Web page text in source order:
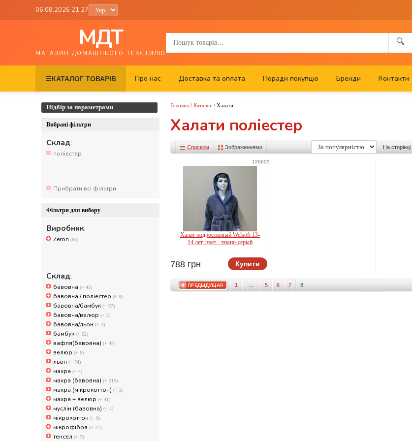
06.08.2026 21:27
МДТ
МАГАЗИН ДОМАШНЬОГО ТЕКСТИЛЮ
🔍
☰КАТАЛОГ ТОВАРІВ Про нас Доставка та оплата Поради покупцю Бренди Контакти
Підбір за параметрами
Вибрані фільтри
Склад:
поліестер
Прибрати всі фільтри
Фільтри для вибору
Виробник:
Zeron (85)
Склад:
бавовна (+ 45)
бавовна / поліестер (+ 8)
бавовна/бамбук (+ 97)
бавовна/велюр (+ 2)
бавовна/льон (+ 3)
бамбук (+ 62)
вафля(бавовна) (+ 47)
велюр (+ 6)
льон (+ 74)
махра (+ 4)
махра (бавовна) (+ 215)
махра (мікрокоттон) (+ 2)
махра + велюр (+ 41)
муслін (бавовна) (+ 4)
мікрокоттон (+ 9)
мікрофібра (+ 27)
тенсел (+ 7)
Головна / Каталог / Халати
Халати поліестер
На сторінці
Списком Зображеннями
126605
Халат подростковый Welsoft 13-
14 лет, цвет - темно-серый
788 грн Купити
1 5 6 7 8